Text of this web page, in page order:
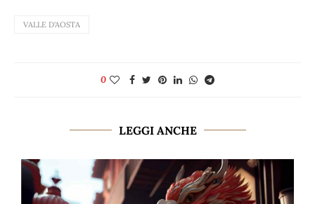
VALLE D'AOSTA
0
LEGGI ANCHE